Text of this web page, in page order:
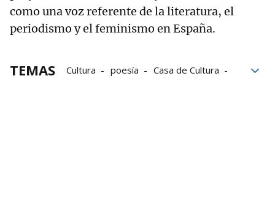
como una voz referente de la literatura, el
periodismo y el feminismo en España.
TEMAS Cultura poesía
Casa de Cultura